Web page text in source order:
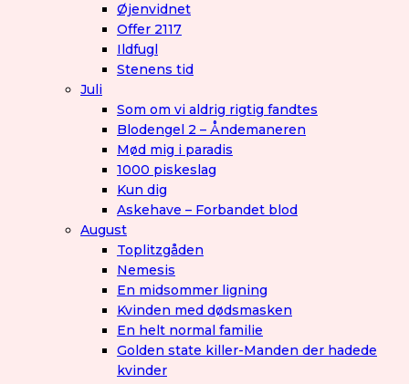
Øjenvidnet
Offer 2117
Ildfugl
Stenens tid
Juli
Som om vi aldrig rigtig fandtes
Blodengel 2 – Åndemaneren
Mød mig i paradis
1000 piskeslag
Kun dig
Askehave – Forbandet blod
August
Toplitzgåden
Nemesis
En midsommer ligning
Kvinden med dødsmasken
En helt normal familie
Golden state killer-Manden der hadede
kvinder